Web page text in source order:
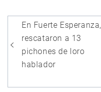
Navegación
de
entradas
En Fuerte Esperanza,
rescataron a 13
pichones de loro
hablador